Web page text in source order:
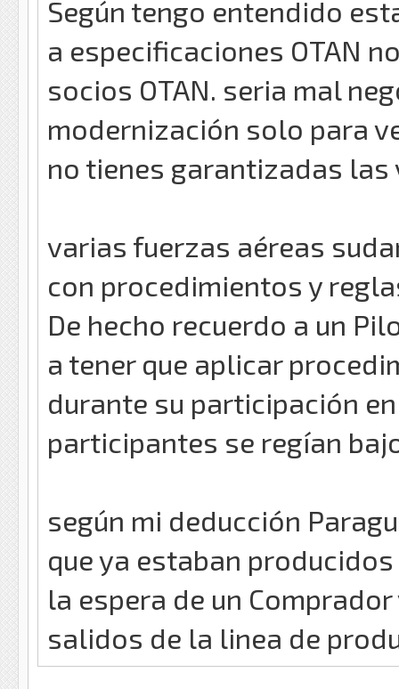
Según tengo entendido
a especificaciones OTAN
socios OTAN. seria mal
modernización solo para
no tienes garantizadas
varias fuerzas aéreas
con procedimientos y
De hecho recuerdo a un
a tener que aplicar
durante su participación
participantes se regían
según mi deducción
que ya estaban
la espera de un
salidos de la linea de